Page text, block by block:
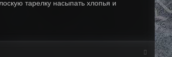
тарелку насыпать хлопья и